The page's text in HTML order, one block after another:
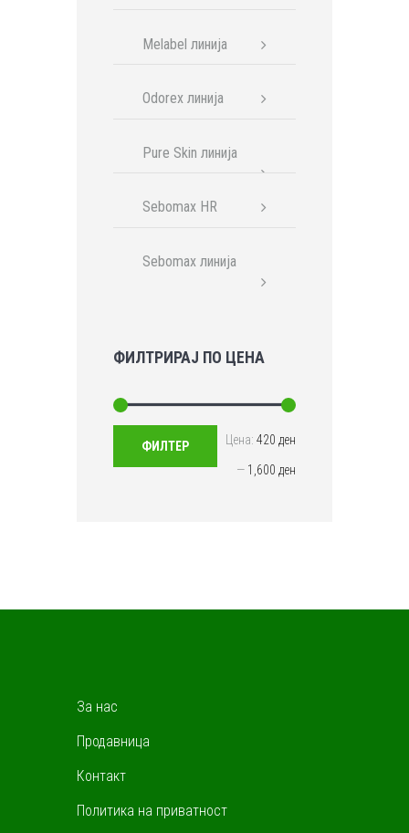
Melabel линија
Odorex линија
Pure Skin линија
Sebomax HR
Sebomax линија
ФИЛТРИРАЈ ПО ЦЕНА
ФИЛТЕР Цена: 420 ден
— 1,600 ден
За нас
Продавница
Контакт
Политика на приватност